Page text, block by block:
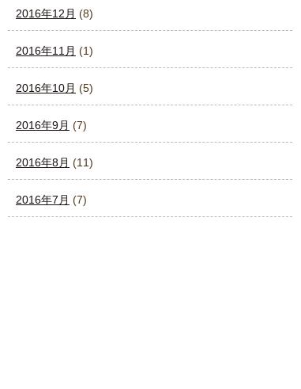
2016年12月 (8)
2016年11月 (1)
2016年10月 (5)
2016年9月 (7)
2016年8月 (11)
2016年7月 (7)